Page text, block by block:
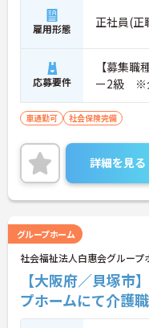
雇用形態 正社員(正
応募要件
【募集
ー2級 ※
車通勤可 社会保険完備
詳細を見る
グループホーム
社会福祉法人白惠会グループ
【大阪府／貝塚
プホームにて介護